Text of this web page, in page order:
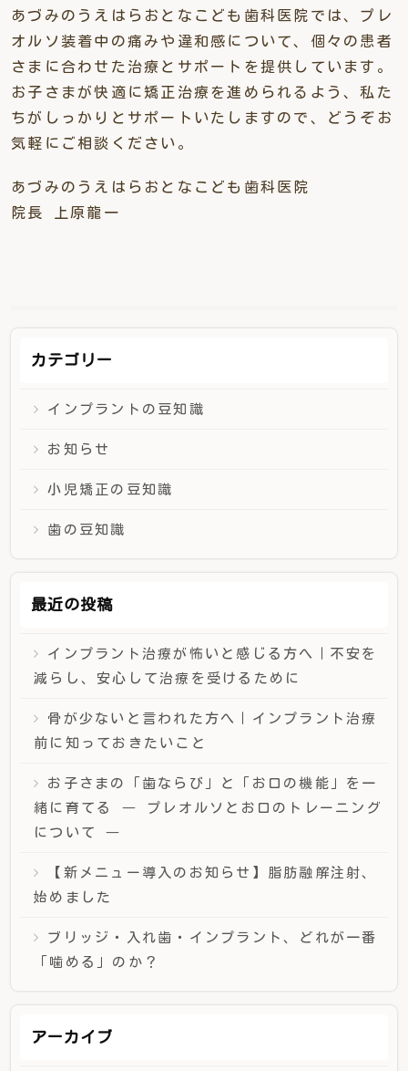
あづみのうえはらおとなこども歯科医院では、プレ
オルソ装着中の痛みや違和感について、個々の患者
さまに合わせた治療とサポートを提供しています。
お子さまが快適に矯正治療を進められるよう、私た
ちがしっかりとサポートいたしますので、どうぞお
気軽にご相談ください。
あづみのうえはらおとなこども歯科医院
院長 上原龍一
カテゴリー
インプラントの豆知識
お知らせ
小児矯正の豆知識
歯の豆知識
最近の投稿
インプラント治療が怖いと感じる方へ｜不安を
減らし、安心して治療を受けるために
骨が少ないと言われた方へ｜インプラント治療
前に知っておきたいこと
お子さまの「歯ならび」と「お口の機能」を一
緒に育てる ― プレオルソとお口のトレーニング
について ―
【新メニュー導入のお知らせ】脂肪融解注射、
始めました
ブリッジ・入れ歯・インプラント、どれが一番
「噛める」のか？
アーカイブ